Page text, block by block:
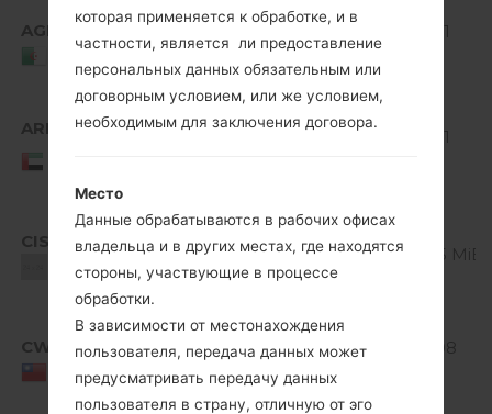
AGR
V10F_00.kdz
4.1-4.3
Jelly
Bean
510.01
ARE
V10F_00.kdz
4.1-4.3
510.01
CIS
Unknown
V10G_00.kdz
Android
4.1-4.3
Jelly
500.5 MiB
CWT
Taiwan
V10E_00.kdz
Android
4.1-4.3
Jelly
Bean
522.08
которая применяется к обработке, и в
частности, является ли предоставление
персональных данных обязательным или
договорным условием, или же условием,
необходимым для заключения договора.
Место
Данные обрабатываются в рабочих офисах
владельца и в других местах, где находятся
стороны, участвующие в процессе
обработки.
В зависимости от местонахождения
пользователя, передача данных может
предусматривать передачу данных
пользователя в страну, отличную от эго